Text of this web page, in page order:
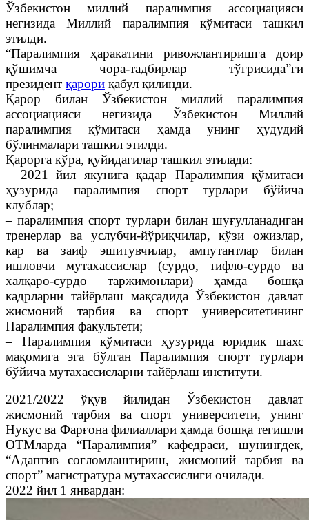
Ўзбекистон миллий паралимпия ассоциацияси
негизида Миллий паралимпия қўмитаси ташкил
этилди.
“Паралимпия ҳаракатини ривожлантиришга доир
қўшимча чора-тадбирлар тўғрисида”ги
президент қарори қабул қилинди.
Қарор билан Ўзбекистон миллий паралимпия
ассоциацияси негизида Ўзбекистон Миллий
паралимпия қўмитаси ҳамда унинг ҳудудий
бўлинмалари ташкил этилди.
Қарорга кўра, қуйидагилар ташкил этилади:
– 2021 йил якунига қадар Паралимпия қўмитаси
ҳузурида паралимпия спорт турлари бўйича
клублар;
– паралимпия спорт турлари билан шуғулланадиган
тренерлар ва услубчи-йўриқчилар, кўзи ожизлар,
кар ва заиф эшитувчилар, ампутантлар билан
ишловчи мутахассислар (сурдо, тифло-сурдо ва
халқаро-сурдо таржимонлари) ҳамда бошқа
кадрларни тайёрлаш мақсадида Ўзбекистон давлат
жисмоний тарбия ва спорт университетининг
Паралимпия факультети;
– Паралимпия қўмитаси ҳузурида юридик шахс
мақомига эга бўлган Паралимпия спорт турлари
бўйича мутахассисларни тайёрлаш институти.
2021/2022 ўқув йилидан Ўзбекистон давлат
жисмоний тарбия ва спорт университети, унинг
Нукус ва Фарғона филиаллари ҳамда бошқа тегишли
ОТМларда “Паралимпия” кафедраси, шунингдек,
“Адаптив соғломлаштириш, жисмоний тарбия ва
спорт” магистратура мутахассислиги очилади.
2022 йил 1 январдан: